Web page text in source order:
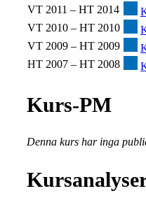
VT 2011 – HT 2014
VT 2010 – HT 2010
VT 2009 – HT 2009
HT 2007 – HT 2008
Kurs-PM
Denna kurs har inga